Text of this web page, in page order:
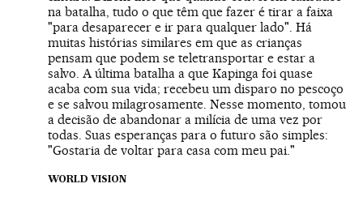
na batalha, tudo o que têm que fazer é tirar a faixa
"para desaparecer e ir para qualquer lado". Há
muitas histórias similares em que as crianças
pensam que podem se teletransportar e estar a
salvo. A última batalha a que Kapinga foi quase
acaba com sua vida; recebeu um disparo no pescoço
e se salvou milagrosamente. Nesse momento, tomou
a decisão de abandonar a milícia de uma vez por
todas. Suas esperanças para o futuro são simples:
"Gostaria de voltar para casa com meu pai."
WORLD VISION